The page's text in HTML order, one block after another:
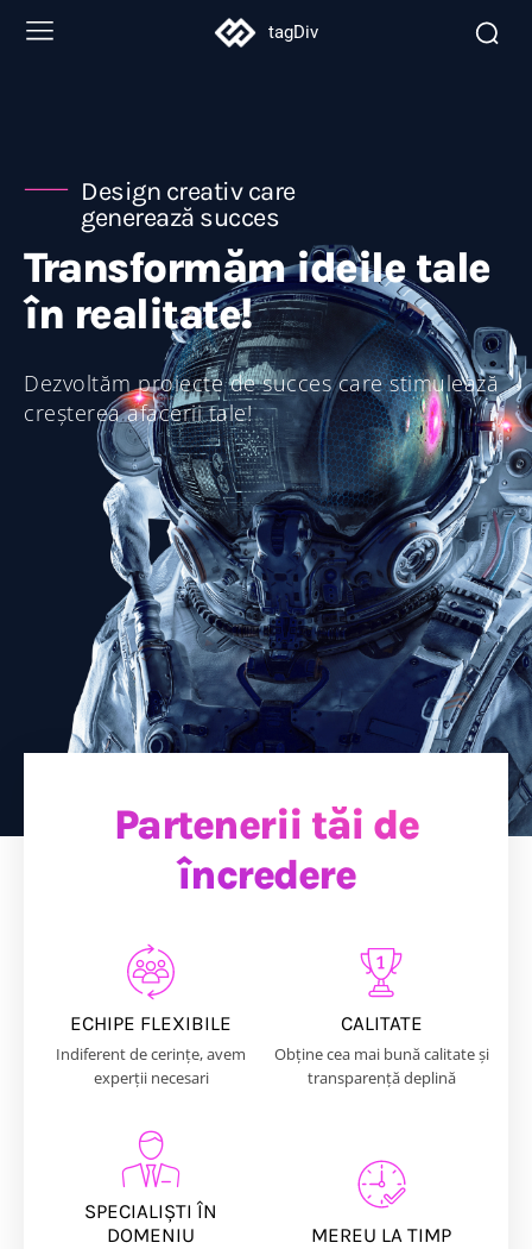
tagDiv
Design creativ care
generează succes
Transformăm ideile tale
în realitate!
Dezvoltăm proiecte de succes care stimulează
creșterea afacerii tale!
Partenerii tăi de
încredere
ECHIPE FLEXIBILE
Indiferent de cerințe, avem
experții necesari
CALITATE
Obține cea mai bună calitate și
transparență deplină
SPECIALIȘTI ÎN
DOMENIU
MEREU LA TIMP